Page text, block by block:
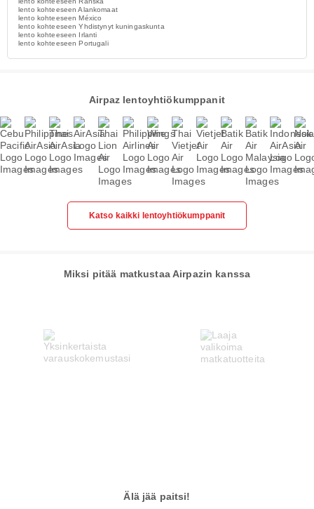
lento kohteeseen Alankomaat
lento kohteeseen México
lento kohteeseen Yhdistynyt kuningaskunta
lento kohteeseen Irlanti
lento kohteeseen Portugali
Airpaz lentoyhtiökumppanit
Katso kaikki lentoyhtiökumppanit
Miksi pitää matkustaa Airpazin kanssa
Älä jää paitsi!